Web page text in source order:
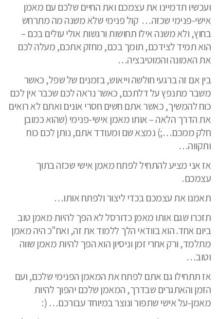
ועכשיו תדמיינו את עצמכם ואת החיים שלכם עם מאמן
אישי-פנימי שכזה… קול פנימי שלא משנה מה מתרחש
בחוץ, ולא משנה אילו תחושות ורגשות אולי עולים בכם –
הוא תמיד לצידכם, תומך בכם, מחזק אתכם, מעלה לכם
את האמונה והמוטיבציה…
בין אם זה ברגעי חולשה וייאוש, בזמנים של שפל, כאשר
משבר מתנפץ על דלתכם, כאשר נראה לכם שכבר אין לכם
כוח להמשיך, כאשר אתם חשים חסרי אונים ואתם לא רואים
את הדרך הלאה – אותו מאמן אישי-פנימי (שהוא כמובן
חלק ממכם…;) נמצא שם ומעודד אתם, נותן לכם כוח
ותקווה…
אז אני מציע להתחיל לפתח מאמן אישי שכזה בתוך
עצמכם.
תאמנו את עצמכם בכדי ליצור ולפתח אותו…
תזכרו שגם אותו מאמן כדורסל לא הפך להיות מאמן טוב
ביום אחד. הוא בוודאי הלך ללמוד את זה, ואח"כ היה מאמן
מתלמד, ורק אחרי זמן וניסיון הוא הפך להיות מאמן שווה
וטוב…
אז תתחילו גם אתם לפתח את המאמן הפנימי שלכם, ועם
הזמן והאתגרים שבדרך, המאמן שלכם יהפוך להיות
מאמן-על אישי שתפור ונוצר במיוחד עבורכם… (: